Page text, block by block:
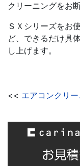
クリーニングをお
ＳＸシリーズをお
ど、できるだけ具
し上げます。
<< エアコンクリ